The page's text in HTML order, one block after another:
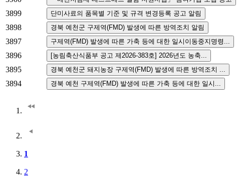
3899
3898
3897
3896
3895
3894
1
2